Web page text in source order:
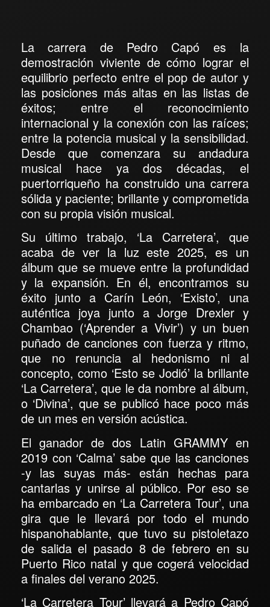
La carrera de Pedro Capó es la
demostración viviente de cómo lograr el
equilibrio perfecto entre el pop de autor y
las posiciones más altas en las listas de
éxitos; entre el reconocimiento
internacional y la conexión con las raíces;
entre la potencia musical y la sensibilidad.
Desde que comenzara su andadura
musical hace ya dos décadas, el
puertorriqueño ha construido una carrera
sólida y paciente; brillante y comprometida
con su propia visión musical.
Su último trabajo, ‘La Carretera’, que
acaba de ver la luz este 2025, es un
álbum que se mueve entre la profundidad
y la expansión. En él, encontramos su
éxito junto a Carín León, ‘Existo’, una
auténtica joya junto a Jorge Drexler y
Chambao (‘Aprender a Vivir’) y un buen
puñado de canciones con fuerza y ritmo,
que no renuncia al hedonismo ni al
concepto, como ‘Esto se Jodió’ la brillante
‘La Carretera’, que le da nombre al álbum,
o ‘Divina’, que se publicó hace poco más
de un mes en versión acústica.
El ganador de dos Latin GRAMMY en
2019 con ‘Calma’ sabe que las canciones
-y las suyas más- están hechas para
cantarlas y unirse al público. Por eso se
ha embarcado en ‘La Carretera Tour’, una
gira que le llevará por todo el mundo
hispanohablante, que tuvo su pistoletazo
de salida el pasado 8 de febrero en su
Puerto Rico natal y que cogerá velocidad
a finales del verano 2025.
‘La Carretera Tour’ llevará a Pedro Capó